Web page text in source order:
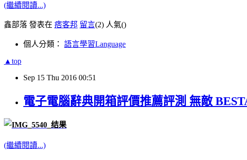
(繼續閱讀...)
鑫部落 發表在 痞客邦 留言(2) 人氣()
個人分類： 語言學習Language
▲top
Sep 15 Thu 2016 00:51
電子電腦辭典開箱評價推薦評測 無敵
(繼續閱讀...)